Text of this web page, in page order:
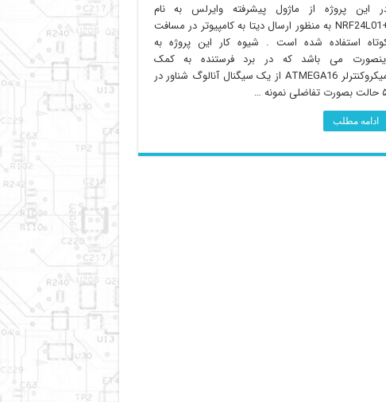
این پروژه از ماژول پیشرفته وایرلس به نام
+NRF24L01 به منظور ارسال دیتا به کامپیوتر در مسافت
استفاده شده است . شیوه کار این پروژه به
می باشد که در برد فرستنده به کمک
میکروکنترلر ATMEGA16 از یک سیگنال آنالوگ شناور در
نمونه …
ادامه مطلب